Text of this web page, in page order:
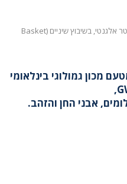
תליון יהלום סוליטר דגם מקנזי. תליון סוליטר אלגנטי, בשיבוץ שיניים (Basket
מכון גמולוגי בינלאומי
אבני החן והזהב.